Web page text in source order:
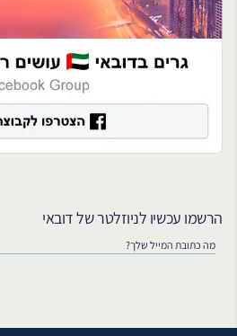
הרשמו עכשיו לניוזלטר של דובאי